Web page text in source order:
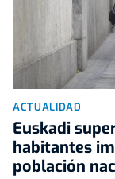
ACTUALIDAD
Euskadi
habitantes
población